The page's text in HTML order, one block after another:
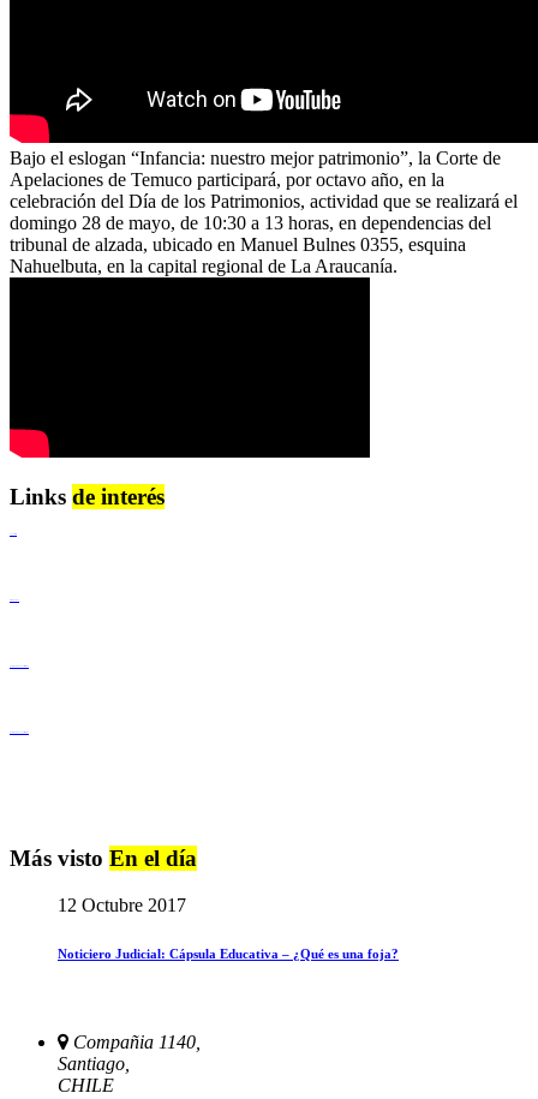
Bajo el eslogan “Infancia: nuestro mejor patrimonio”, la Corte de
Apelaciones de Temuco participará, por octavo año, en la
celebración del Día de los Patrimonios, actividad que se realizará el
domingo 28 de mayo, de 10:30 a 13 horas, en dependencias del
tribunal de alzada, ubicado en Manuel Bulnes 0355, esquina
Nahuelbuta, en la capital regional de La Araucanía.
Links de interés
Más visto En el día
12 Octubre 2017
Noticiero Judicial: Cápsula Educativa – ¿Qué es una foja?
Compañia 1140,
Santiago,
CHILE